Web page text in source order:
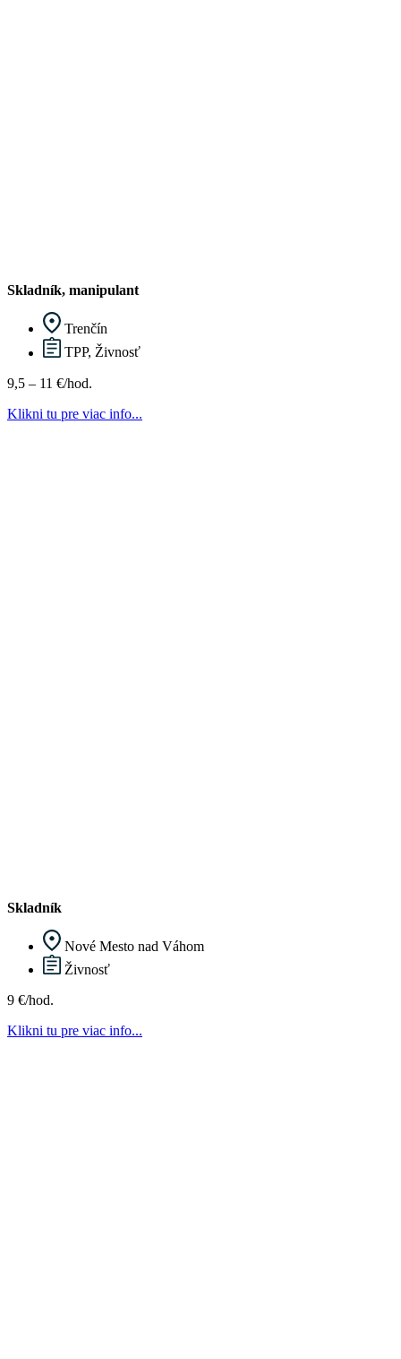
Skladník, manipulant
Trenčín
TPP, Živnosť
9,5 – 11 €/hod.
Klikni tu pre viac info...
Skladník
Nové Mesto nad Váhom
Živnosť
9 €/hod.
Klikni tu pre viac info...